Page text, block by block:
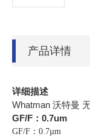
产品详情
详细描述
Whatman 沃特曼
GF/F：0.7um
GF/F：0.7µm